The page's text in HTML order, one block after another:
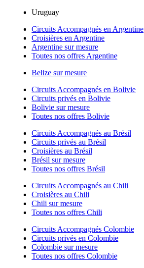
Uruguay
Circuits Accompagnés en Argentine
Croisières en Argentine
Argentine sur mesure
Toutes nos offres Argentine
Belize sur mesure
Circuits Accompagnés en Bolivie
Circuits privés en Bolivie
Bolivie sur mesure
Toutes nos offres Bolivie
Circuits Accompagnés au Brésil
Circuits privés au Brésil
Croisières au Brésil
Brésil sur mesure
Toutes nos offres Brésil
Circuits Accompagnés au Chili
Croisières au Chili
Chili sur mesure
Toutes nos offres Chili
Circuits Accompagnés Colombie
Circuits privés en Colombie
Colombie sur mesure
Toutes nos offres Colombie